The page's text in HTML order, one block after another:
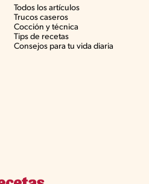
Todos los artículos
Trucos caseros
Cocción y técnica
Tips de recetas
Consejos para tu vida diaria